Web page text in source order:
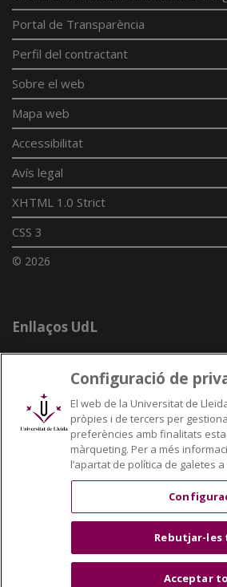
Portal de Transparència
Perfil del contractant
Sobre el web
Mapa web
Accessibilitat
Avís legal
XHTML 1.0 Strict
CSS 3
© 2026
Enllaços UdL
Xarxes universitàries
Configuració de
El web de la Universitat de
pròpies i de tercers per
preferències amb finalitats
màrqueting. Per a més
l’apartat de política de galetes a
Rebutjar-
Acceptar